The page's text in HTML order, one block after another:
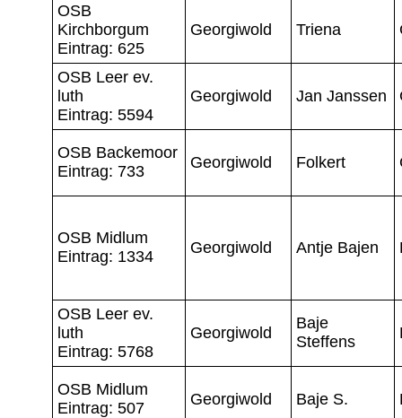
OSB
Kirchborgum
Eintrag: 625
Georgiwold Triena
OSB Leer ev.
luth
Eintrag: 5594
Georgiwold Jan Janssen
OSB Backemoor
Eintrag: 733
Georgiwold Folkert
OSB Midlum
Eintrag: 1334
Georgiwold Antje Bajen
OSB Leer ev.
luth
Eintrag: 5768
Georgiwold
Baje
Steffens
OSB Midlum
Eintrag: 507
Georgiwold Baje S.